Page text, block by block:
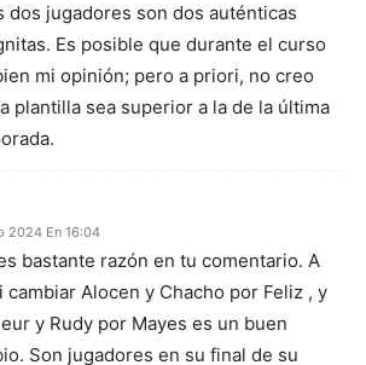
dos jugadores son dos auténticas
Es posible que durante el curso
mi opinión; pero a priori, no creo
plantilla sea superior a la de la última
2024 En 16:04
bastante razón en tu comentario. A
cambiar Alocen y Chacho por Feliz , y
y Rudy por Mayes es un buen
Son jugadores en su final de su